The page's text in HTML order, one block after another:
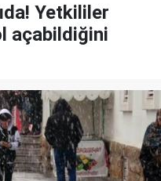
Yetkililer
açabildiğini